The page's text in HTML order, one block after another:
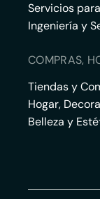
Servicios
Ingeniería y
COMPRAS,
Tiendas y
Hogar,
Belleza y